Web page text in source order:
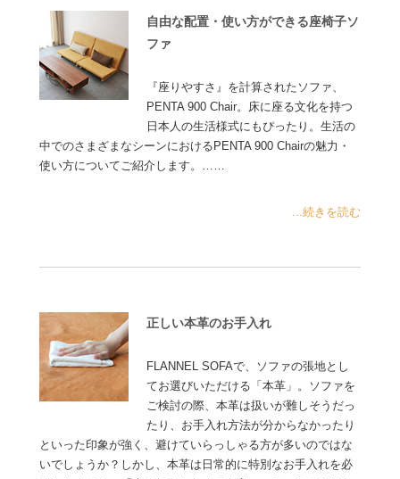
自由な配置・使い方ができる座椅子ソ
ファ
『座りやすさ』を計算されたソファ、
PENTA 900 Chair。床に座る文化を持つ
日本人の生活様式にもぴったり。生活の
中でのさまざまなシーンにおけるPENTA 900 Chairの魅力・
使い方についてご紹介します。……
...続きを読む
正しい本革のお手入れ
FLANNEL SOFAで、ソファの張地とし
てお選びいただける「本革」。ソファを
ご検討の際、本革は扱いが難しそうだっ
たり、お手入れ方法が分からなかったり
といった印象が強く、避けていらっしゃる方が多いのではな
いでしょうか？しかし、本革は日常的に特別なお手入れを必